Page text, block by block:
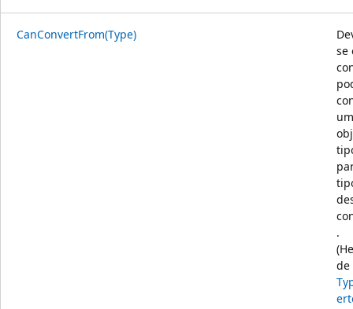
CanConvertFrom(Type)
se
um
.
de